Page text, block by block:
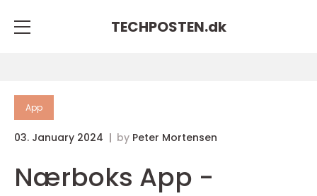
TECHPOSTEN.dk
App
03. January 2024 by Peter Mortensen
Nærboks App -